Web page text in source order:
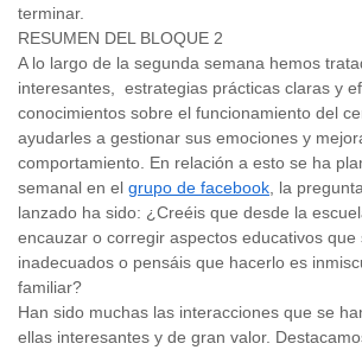
terminar.
RESUMEN DEL BLOQUE 2
A lo largo de la segunda semana hemos
interesantes, estrategias prácticas claras y
conocimientos sobre el funcionamiento del
ayudarles a gestionar sus emociones y
comportamiento. En relación a esto se ha
semanal en el grupo de facebook , la
lanzado ha sido: ¿Creéis que desde la
encauzar o corregir aspectos educativos que
inadecuados o pensáis que hacerlo es
familiar?
Han sido muchas las interacciones que se
ellas interesantes y de gran valor.